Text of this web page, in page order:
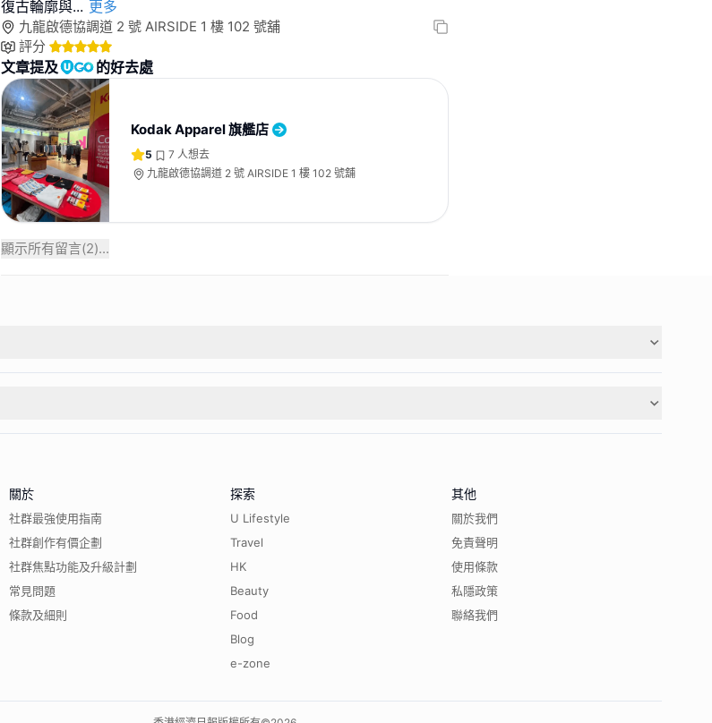
復古輪廓與... 更多
九龍啟德協調道 2 號 AIRSIDE 1 樓 102 號舖
評分
文章提及 的好去處
Kodak Apparel 旗艦店
5 7 人想去
九龍啟德協調道 2 號 AIRSIDE 1 樓 102 號舖
顯示所有留言(2)...
關於
社群最強使用指南
社群創作有價企劃
社群焦點功能及升級計劃
常見問題
條款及細則
探索
U Lifestyle
Travel
HK
Beauty
Food
Blog
e-zone
其他
關於我們
免責聲明
使用條款
私隱政策
聯絡我們